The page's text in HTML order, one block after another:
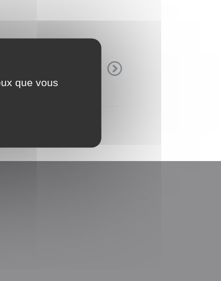
id gravida mattis, elit
aptent ...
que vous